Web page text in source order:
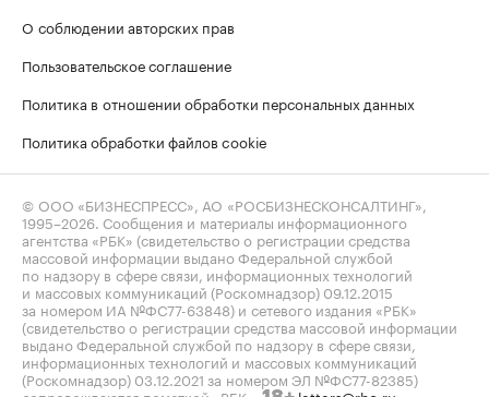
О соблюдении авторских прав
Пользовательское соглашение
Политика в отношении обработки персональных данных
Политика обработки файлов cookie
© ООО «БИЗНЕСПРЕСС», АО «РОСБИЗНЕСКОНСАЛТИНГ»,
1995–2026 . Сообщения и материалы информационного
агентства «РБК» (свидетельство о регистрации средства
массовой информации выдано Федеральной службой
по надзору в сфере связи, информационных технологий
и массовых коммуникаций (Роскомнадзор) 09.12.2015
за номером ИА №ФС77-63848) и сетевого издания «РБК»
(свидетельство о регистрации средства массовой информации
выдано Федеральной службой по надзору в сфере связи,
информационных технологий и массовых коммуникаций
(Роскомнадзор) 03.12.2021 за номером ЭЛ №ФС77-82385)